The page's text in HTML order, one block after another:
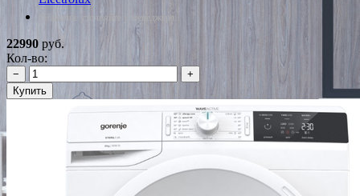
*Наличие уточняйте у менеджера
22990 руб.
Кол-во:
−
+
Купить